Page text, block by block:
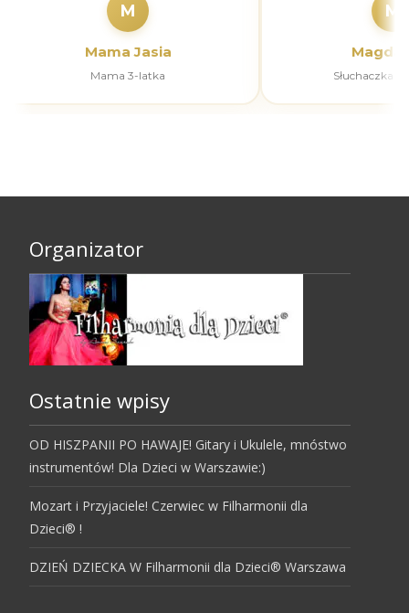
M
Mama Jasia
Mama 3-latka
M
Słuchaczka
Organizator
Ostatnie wpisy
OD HISZPANII PO HAWAJE! Gitary i Ukulele, mnóstwo
instrumentów! Dla Dzieci w Warszawie:)
Mozart i Przyjaciele! Czerwiec w Filharmonii dla
Dzieci® !
DZIEŃ DZIECKA W Filharmonii dla Dzieci® Warszawa